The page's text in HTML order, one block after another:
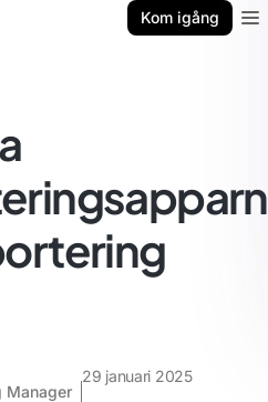
Kom igång
Manager
29 januari 2025